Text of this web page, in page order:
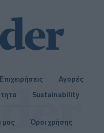
Επιχειρήσεις
Αγορές
Sustainability
μας
Όροι χρήσης